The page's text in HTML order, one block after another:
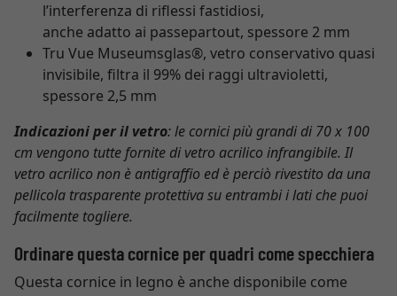
l’interferenza di riflessi fastidiosi,
anche adatto ai passepartout, spessore 2 mm
Tru Vue Museumsglas®, vetro conservativo quasi
invisibile, filtra il 99% dei raggi ultravioletti,
spessore 2,5 mm
Indicazioni per il vetro: le cornici più grandi di 70 x 100
cm vengono tutte fornite di vetro acrilico infrangibile. Il
vetro acrilico non è antigraffio ed è perciò rivestito da una
pellicola trasparente protettiva su entrambi i lati che puoi
facilmente togliere.
Ordinare questa cornice per quadri come specchiera
Questa cornice in legno è anche disponibile come